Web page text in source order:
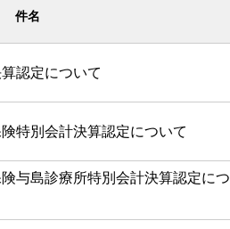
件名
認定について
特別会計決算認定について
与島診療所特別会計決算認定につ